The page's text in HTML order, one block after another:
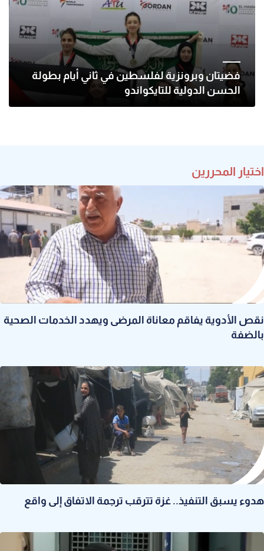
فضيتان وبرونزية لفلسطين في ثاني أيام بطولة
الحسن الدولية للتايكواندو
اختيار المحررين
نقص الأدوية يفاقم معاناة المرضى ويهدد الخدمات الصحية
بالضفة
هدوء يسبق التنفيذ.. غزة تترقب ترجمة الاتفاق إلى واقع